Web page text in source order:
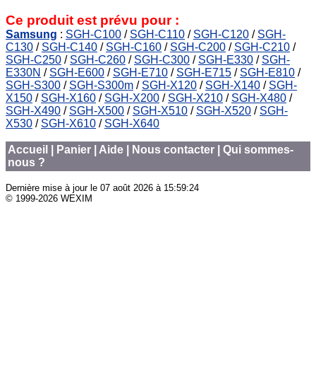
Ce produit est prévu pour :
Samsung : SGH-C100 / SGH-C110 / SGH-C120 / SGH-
C130 / SGH-C140 / SGH-C160 / SGH-C200 / SGH-C210 /
SGH-C250 / SGH-C260 / SGH-C300 / SGH-E330 / SGH-
E330N / SGH-E600 / SGH-E710 / SGH-E715 / SGH-E810 /
SGH-S300 / SGH-S300m / SGH-X120 / SGH-X140 / SGH-
X150 / SGH-X160 / SGH-X200 / SGH-X210 / SGH-X480 /
SGH-X490 / SGH-X500 / SGH-X510 / SGH-X520 / SGH-
X530 / SGH-X610 / SGH-X640
Accueil Panier Aide Nous contacter
Qui sommes-
nous ?
Dernière mise à jour le 07 août 2026 à 15:59:24
© 1999-2026 WEXIM